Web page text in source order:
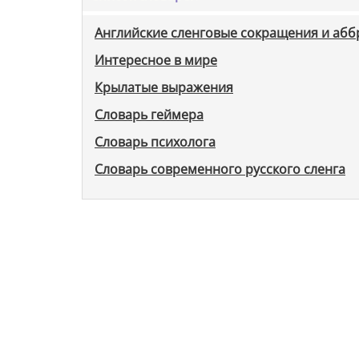
Английские сленговые сокращения и
Интересное в мире
Крылатые выражения
Словарь геймера
Словарь психолога
Словарь современного русского сленга